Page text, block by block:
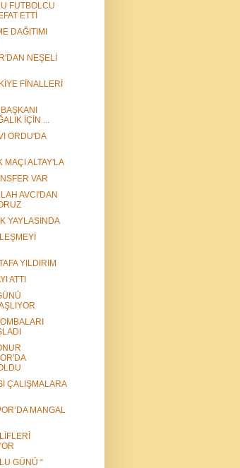
FUTBOLCU
ETTİ
DAĞITIMI
NEŞELİ
FİNALLERİ
İÇİN ...
ORDU'DA
MAÇI ALTAY'LA
VAR
AVCI'DAN
YAYLASINDA
YILDIRIM
ATTI
ÇALIŞMALARA
MANGAL
GÜNÜ “